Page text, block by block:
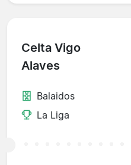
Celta Vigo
Alaves
Balaidos
La Liga